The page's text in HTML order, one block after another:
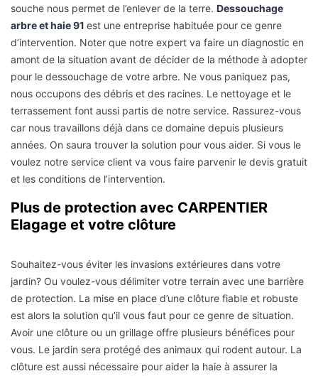
souche nous permet de l’enlever de la terre. Dessouchage
arbre et haie 91 est une entreprise habituée pour ce genre
d’intervention. Noter que notre expert va faire un diagnostic en
amont de la situation avant de décider de la méthode à adopter
pour le dessouchage de votre arbre. Ne vous paniquez pas,
nous occupons des débris et des racines. Le nettoyage et le
terrassement font aussi partis de notre service. Rassurez-vous
car nous travaillons déjà dans ce domaine depuis plusieurs
années. On saura trouver la solution pour vous aider. Si vous le
voulez notre service client va vous faire parvenir le devis gratuit
et les conditions de l’intervention.
Plus de protection avec CARPENTIER
Elagage et votre clôture
Souhaitez-vous éviter les invasions extérieures dans votre
jardin? Ou voulez-vous délimiter votre terrain avec une barrière
de protection. La mise en place d’une clôture fiable et robuste
est alors la solution qu’il vous faut pour ce genre de situation.
Avoir une clôture ou un grillage offre plusieurs bénéfices pour
vous. Le jardin sera protégé des animaux qui rodent autour. La
clôture est aussi nécessaire pour aider la haie à assurer la